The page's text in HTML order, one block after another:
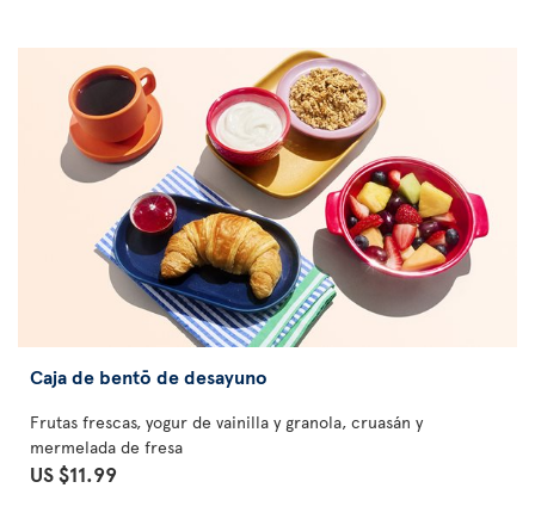
Caja de bentō de desayuno
Frutas frescas, yogur de vainilla y granola, cruasán y
mermelada de fresa
US $11.99